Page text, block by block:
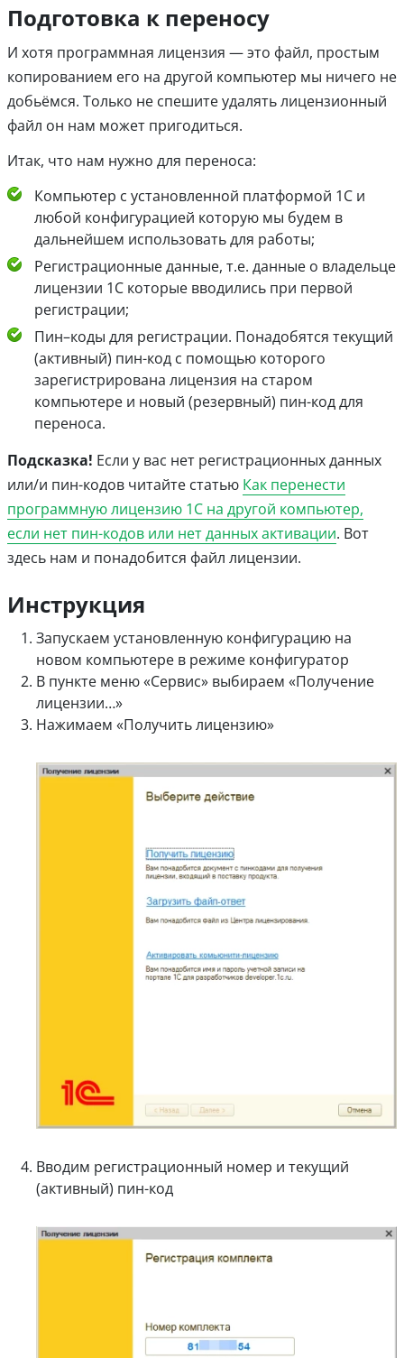
Подготовка к переносу
И хотя программная лицензия — это файл, простым
копированием его на другой компьютер мы ничего не
добьёмся. Только не спешите удалять лицензионный
файл он нам может пригодиться.
Итак, что нам нужно для переноса:
Компьютер с установленной платформой 1С и
любой конфигурацией которую мы будем в
дальнейшем использовать для работы;
Регистрационные данные, т.е. данные о владельце
лицензии 1С которые вводились при первой
регистрации;
Пин–коды для регистрации. Понадобятся текущий
(активный) пин-код с помощью которого
зарегистрирована лицензия на старом
компьютере и новый (резервный) пин-код для
переноса.
Подсказка! Если у вас нет регистрационных данных
или/и пин-кодов читайте статью Как перенести
программную лицензию 1С на другой компьютер,
если нет пин-кодов или нет данных активации. Вот
здесь нам и понадобится файл лицензии.
Инструкция
Запускаем установленную конфигурацию на
новом компьютере в режиме конфигуратор
В пункте меню «Сервис» выбираем «Получение
лицензии…»
Нажимаем «Получить лицензию»
Вводим регистрационный номер и текущий
(активный) пин-код